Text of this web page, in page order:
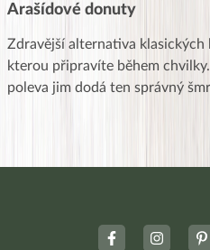
Arašídové donuty
Zdravější alternativa
kterou připravíte během
poleva jim dodá ten správný